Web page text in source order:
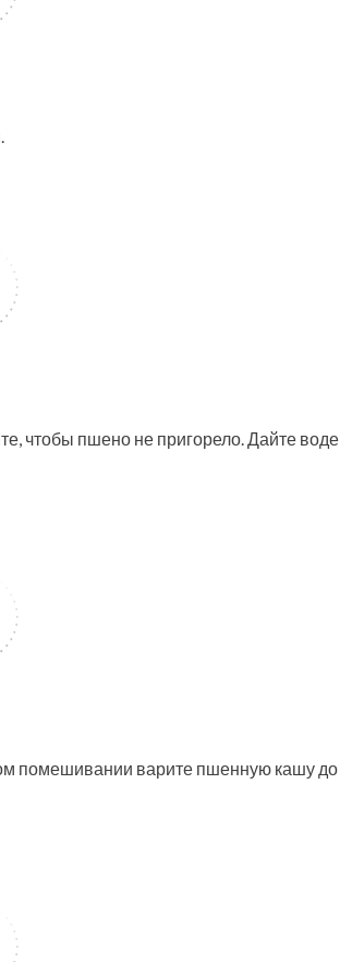
чтобы пшено не пригорело. Дайте воде
помешивании варите пшенную кашу до